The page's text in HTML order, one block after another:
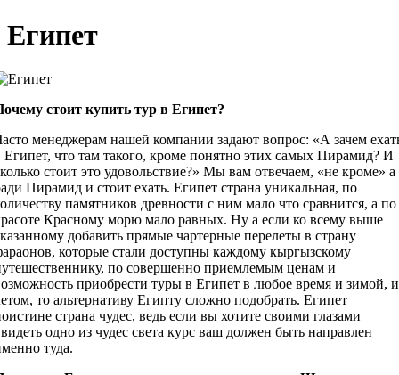
Египет
стоит купить тур в Египет?
менеджерам нашей компании задают вопрос: «А зачем
Египет, что там такого, кроме понятно этих самых Пирамид? И
стоит это удовольствие?» Мы вам отвечаем, «не кроме» а
Пирамид и стоит ехать. Египет страна уникальная, по
памятников древности с ним мало что сравнится, а по
Красному морю мало равных. Ну а если ко всему выше
добавить прямые чартерные перелеты в страну
которые стали доступны каждому кыргызскому
по совершенно приемлемым ценам и
приобрести туры в Египет в любое время и зимой, и
то альтернативу Египту сложно подобрать. Египет
страна чудес, ведь если вы хотите своими глазами
одно из чудес света курс ваш должен быть направлен
туда.